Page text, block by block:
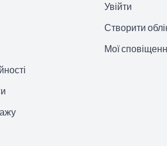
Увійти
Створити
Мої